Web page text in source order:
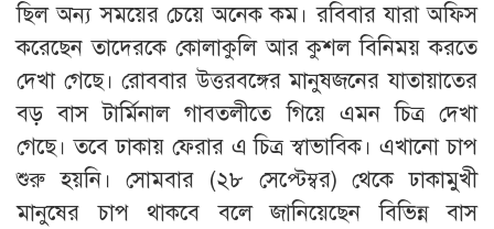
ছিল অন্য সময়ের চেয়ে অনেক কম। রবিবার যারা অফিস
করেছেন তাদেরকে কোলাকুলি আর কুশল বিনিময় করতে
দেখা গেছে। রোববার উত্তরবঙ্গের মানুষজনের যাতায়াতের
বড় বাস টার্মিনাল গাবতলীতে গিয়ে এমন চিত্র দেখা
গেছে। তবে ঢাকায় ফেরার এ চিত্র স্বাভাবিক। এখানো চাপ
শুরু হয়নি। সোমবার (২৮ সেপ্টেম্বর) থেকে ঢাকামুখী
মানুষের চাপ থাকবে বলে জানিয়েছেন বিভিন্ন বাস